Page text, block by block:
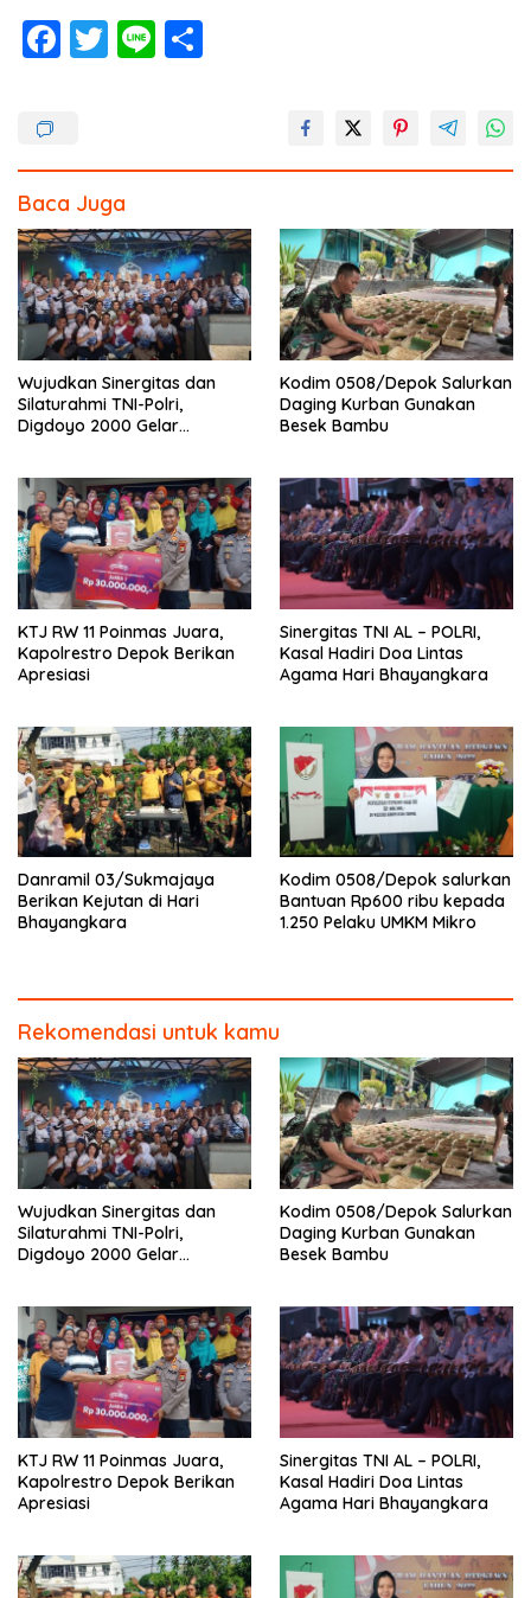
F
o
o
k
T Li
Baca Juga
Wujudkan Sinergitas dan
Silaturahmi TNI-Polri,
Digdoyo 2000 Gelar
Kodim 0508/Depok Salurkan
Daging Kurban Gunakan
Besek Bambu
KTJ RW 11 Poinmas Juara,
Kapolrestro Depok Berikan
Apresiasi
Sinergitas TNI AL – POLRI,
Kasal Hadiri Doa Lintas
Agama Hari Bhayangkara
Danramil 03/Sukmajaya
Berikan Kejutan di Hari
Bhayangkara
Kodim 0508/Depok salurkan
Bantuan Rp600 ribu kepada
1.250 Pelaku UMKM Mikro
Rekomendasi untuk kamu
Wujudkan Sinergitas dan
Silaturahmi TNI-Polri,
Digdoyo 2000 Gelar
Kodim 0508/Depok Salurkan
Daging Kurban Gunakan
Besek Bambu
KTJ RW 11 Poinmas Juara,
Kapolrestro Depok Berikan
Apresiasi
Sinergitas TNI AL – POLRI,
Kasal Hadiri Doa Lintas
Agama Hari Bhayangkara